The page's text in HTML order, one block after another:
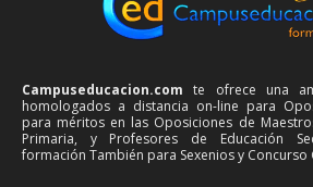
Campuseducacion.com te ofrece una
homologados a distancia on-line para
para méritos en las Oposiciones de
Primaria, y Profesores de Educación
formación También para Sexenios y Concurso